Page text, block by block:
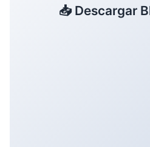
📥 Descargar